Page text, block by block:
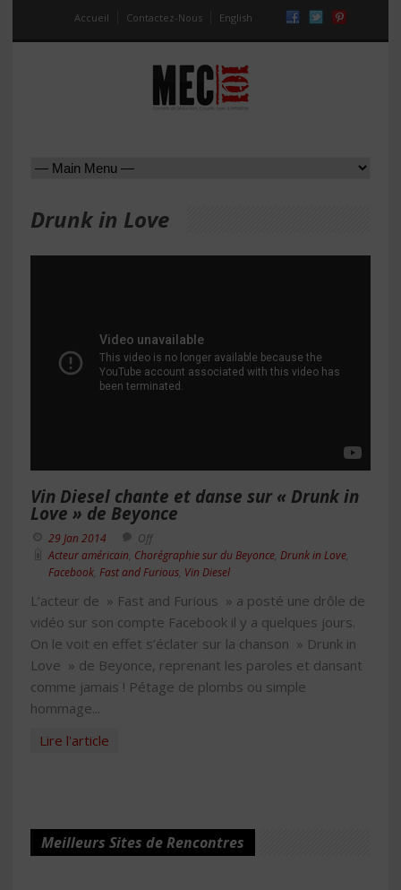
Accueil Contactez-Nous English
Drunk in Love
Vin Diesel chante et danse sur « Drunk in
Love » de Beyonce
29 Jan 2014
Off
Acteur américain Chorégraphie sur du Beyonce Drunk in Love
Facebook Fast and Furious Vin Diesel
L’acteur de » Fast and Furious » a posté une drôle de
vidéo sur son compte Facebook il y a quelques jours.
On le voit en effet s’éclater sur la chanson » Drunk in
Love » de Beyonce, reprenant les paroles et dansant
comme jamais ! Pétage de plombs ou simple
hommage...
Lire l'article
Meilleurs Sites de Rencontres